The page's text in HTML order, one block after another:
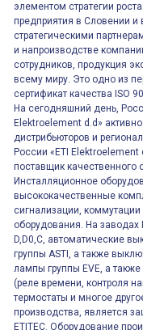
элементом стратегии
предприятия в Словении и
стратегическими
и напроизводстве
сотрудников, продукция
всему миру. Это одно из
сертификат качества ISO
На сегодняшний день,
Elektroelement d.d»
дистрибьюторов и
России «ETI
поставщик качественного
Инсталляционное
высококачественные
сигнализации,
оборудования. На заводах
D,D0,C, автоматические
группы ASTI, а также
лампы группы EVE, а
(реле времени, контроля
термостаты и многое
производства, является
ETITEC. Оборудование